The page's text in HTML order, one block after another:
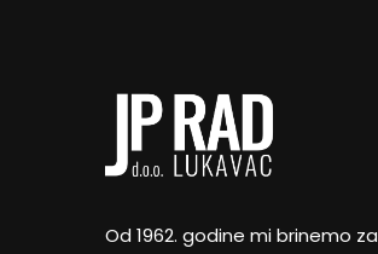
Od 1962. godine mi brinemo za